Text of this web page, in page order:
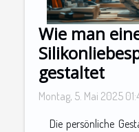
Wie man
gestaltet
Montag, 5. Mai 2025
Die persönliche